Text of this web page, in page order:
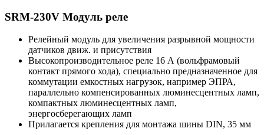
SRM-230V Модуль реле
Релейный модуль для увеличения разрывной мощности
датчиков движ. и присутствия
Высокопроизводительное реле 16 А (вольфрамовый
контакт прямого хода), специально предназначенное для
коммутации емкостных нагрузок, например ЭПРА,
параллельно компенсированных люминесцентных ламп,
компактных люминесцентных ламп,
энергосберегающих ламп
Прилагается крепления для монтажа шины DIN, 35 мм